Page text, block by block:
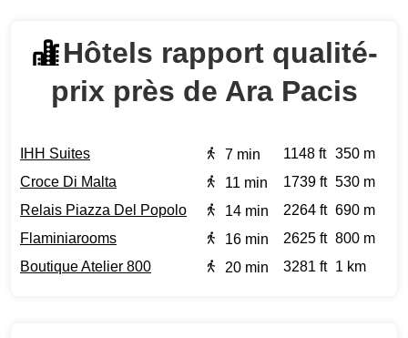
Hôtels rapport qualité-
prix près de Ara Pacis
IHH Suites 7 min 1148 ft
350 m
Croce Di Malta
11 min 1739 ft 530 m
Relais Piazza Del Popolo
14 min 2264 ft 690 m
Flaminiarooms
16 min 2625 ft 800 m
Boutique Atelier 800
20 min 3281 ft 1 km